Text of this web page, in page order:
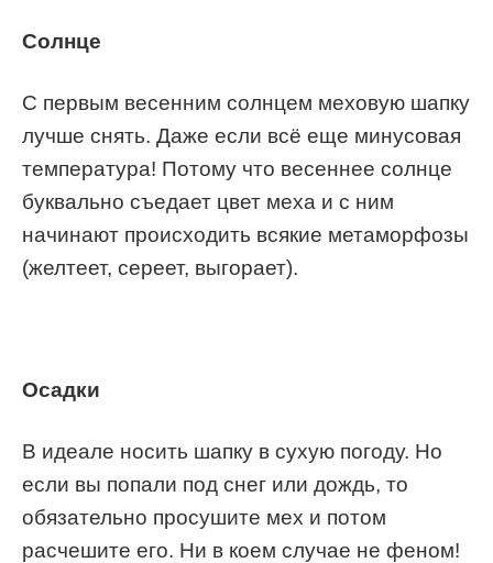
Солнце
С первым весенним солнцем меховую шапку
лучше снять. Даже если всё еще минусовая
температура! Потому что весеннее солнце
буквально съедает цвет меха и с ним
начинают происходить всякие метаморфозы
(желтеет, сереет, выгорает).
Осадки
В идеале носить шапку в сухую погоду. Но
если вы попали под снег или дождь, то
обязательно просушите мех и потом
расчешите его. Ни в коем случае не феном!